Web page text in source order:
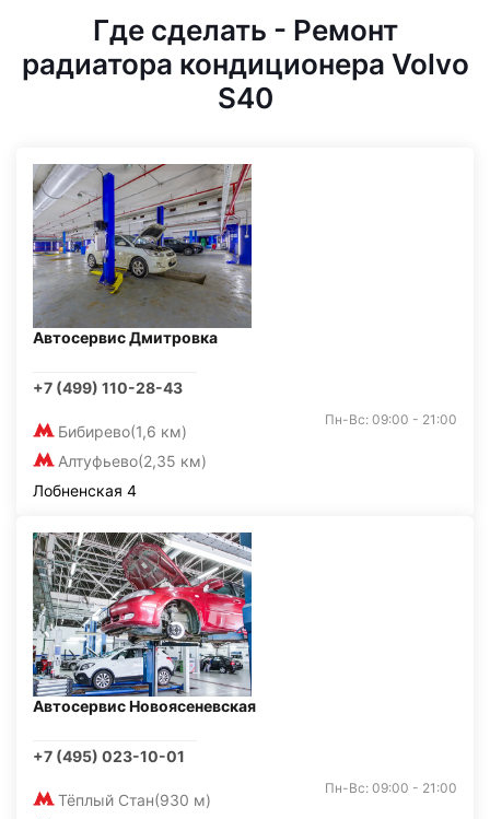
Где сделать - Ремонт
радиатора кондиционера Volvo
S40
Автосервис Дмитровка
+7 (499) 110-28-43
Бибирево(1,6 км)
Алтуфьево(2,35 км)
Пн-Вс: 09:00 - 21:00
Лобненская 4
Автосервис Новоясеневская
+7 (495) 023-10-01
Тёплый Стан(930 м)
Пн-Вс: 09:00 - 21:00